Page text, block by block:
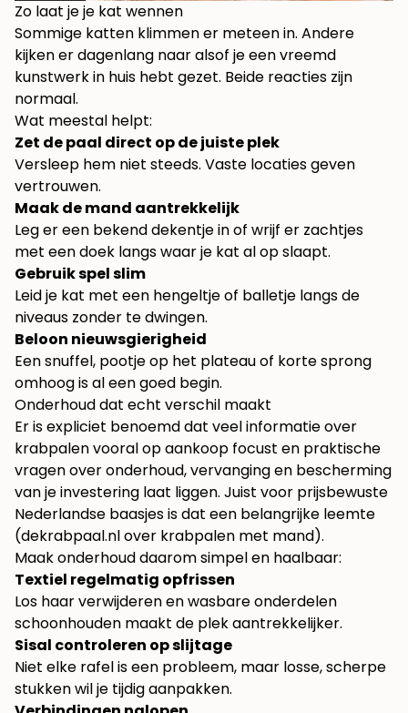
Zo laat je je kat wennen
Sommige katten klimmen er meteen in. Andere
kijken er dagenlang naar alsof je een vreemd
kunstwerk in huis hebt gezet. Beide reacties zijn
normaal.
Wat meestal helpt:
Zet de paal direct op de juiste plek
Versleep hem niet steeds. Vaste locaties geven
vertrouwen.
Maak de mand aantrekkelijk
Leg er een bekend dekentje in of wrijf er zachtjes
met een doek langs waar je kat al op slaapt.
Gebruik spel slim
Leid je kat met een hengeltje of balletje langs de
niveaus zonder te dwingen.
Beloon nieuwsgierigheid
Een snuffel, pootje op het plateau of korte sprong
omhoog is al een goed begin.
Onderhoud dat echt verschil maakt
Er is expliciet benoemd dat veel informatie over
krabpalen vooral op aankoop focust en praktische
vragen over onderhoud, vervanging en bescherming
van je investering laat liggen. Juist voor prijsbewuste
Nederlandse baasjes is dat een belangrijke leemte
(dekrabpaal.nl over krabpalen met mand).
Maak onderhoud daarom simpel en haalbaar:
Textiel regelmatig opfrissen
Los haar verwijderen en wasbare onderdelen
schoonhouden maakt de plek aantrekkelijker.
Sisal controleren op slijtage
Niet elke rafel is een probleem, maar losse, scherpe
stukken wil je tijdig aanpakken.